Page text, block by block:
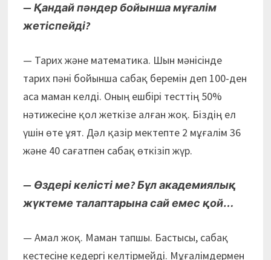
— Қандай пәндер бойынша мұғалім
жетіспейді?
— Тарих және математика. Шын мәнісінде
тарих пәні бойынша сабақ беремін деп 100-ден
аса маман келді. Оның ешбірі тесттің 50%
нәтижесіне қол жеткізе алған жоқ. Біздің ел
үшін өте ұят. Дәл қазір мектепте 2 мұғалім 36
және 40 сағатпен сабақ өткізіп жүр.
— Өздері келісті ме? Бұл академиялық
жүктеме талаптарына сай емес қой…
— Амал жоқ. Маман тапшы. Бастысы, сабақ
кестесіне кедергі келтірмейді. Мұғалімдермен